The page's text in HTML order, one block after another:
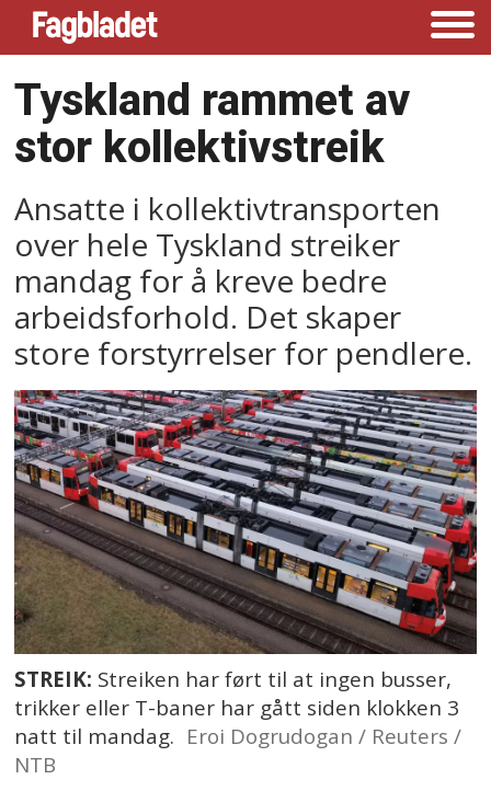
Tyskland rammet av
stor kollektivstreik
Ansatte i kollektivtransporten
over hele Tyskland streiker
mandag for å kreve bedre
arbeidsforhold. Det skaper
store forstyrrelser for pendlere.
STREIK: Streiken har ført til at ingen busser,
trikker eller T-baner har gått siden klokken 3
natt til mandag. Eroi Dogrudogan / Reuters /
NTB